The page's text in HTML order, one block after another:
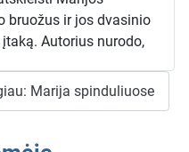
istoriniame kontekste,
atsidūrė
įžvelgia dieviškąją
– Marijos apsireiškimą
m.. Autorius teigia,
pirmasis žinomas
bruožus ir jos dvasinio
Autorius nurodo,
S. J. Lordo knygelės
trumpi, novelės tipo
Marija spinduliuose